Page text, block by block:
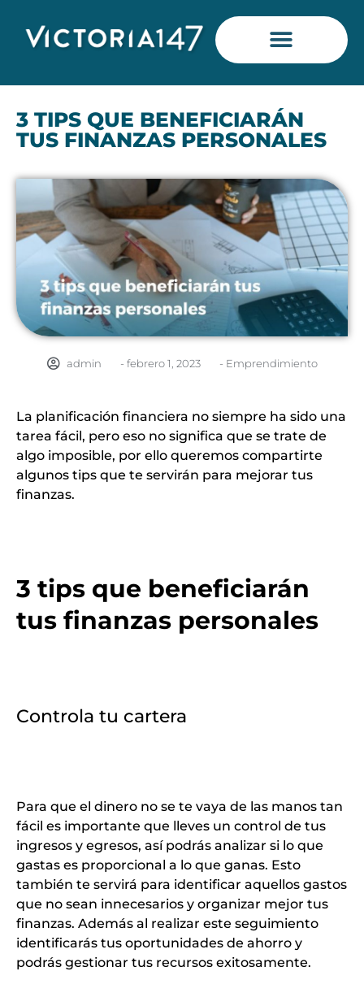
Saltar
contenido
3 TIPS QUE BENEFICIARÁN
TUS FINANZAS PERSONALES
admin - febrero 1, 2023 - Emprendimiento
La planificación financiera no siempre ha sido una
tarea fácil, pero eso no significa que se trate de
algo imposible, por ello queremos compartirte
algunos tips que te servirán para mejorar tus
finanzas.
3 tips que beneficiarán
tus finanzas personales
Controla tu cartera
Para que el dinero no se te vaya de las manos tan
fácil es importante que lleves un control de tus
ingresos y egresos, así podrás analizar si lo que
gastas es proporcional a lo que ganas. Esto
también te servirá para identificar aquellos gastos
que no sean innecesarios y organizar mejor tus
finanzas. Además al realizar este seguimiento
identificarás tus oportunidades de ahorro y
podrás gestionar tus recursos exitosamente.